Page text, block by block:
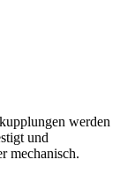
werden
und
mechanisch.